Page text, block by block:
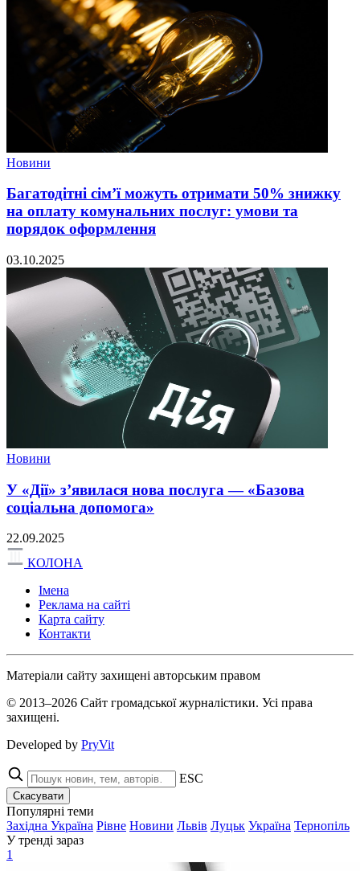
Новини
Багатодітні сім’ї можуть отримати 50% знижку
на оплату комунальних послуг: умови та
порядок оформлення
03.10.2025
Новини
У «Дії» з’явилася нова послуга — «Базова
соціальна допомога»
22.09.2025
КОЛОНА
Імена
Реклама на сайті
Карта сайту
Контакти
Матеріали сайту захищені авторським правом
© 2013–2026 Сайт громадської журналістики. Усі права
захищені.
Developed by PryVit
ESC
Скасувати
Популярні теми
Західна Україна Рівне Новини Львів Луцьк Україна Тернопіль
У тренді зараз
1